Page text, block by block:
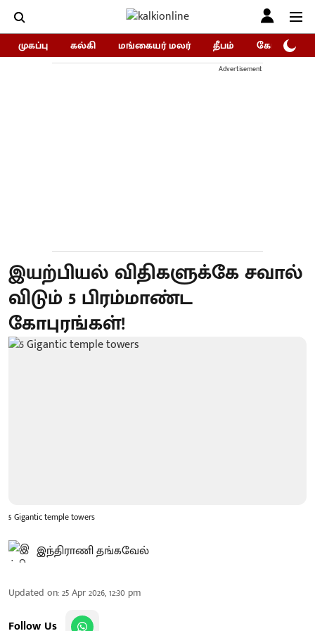
முகப்பு கல்கி மங்கையர் மலர் தீபம் கோகுலம்/
Advertisement
இயற்பியல் விதிகளுக்கே சவால்
விடும் 5 பிரம்மாண்ட
கோபுரங்கள்!
5 Gigantic temple towers
இந்திராணி தங்கவேல்
Updated on:25 Apr 2026, 12:30 pm
Follow Us